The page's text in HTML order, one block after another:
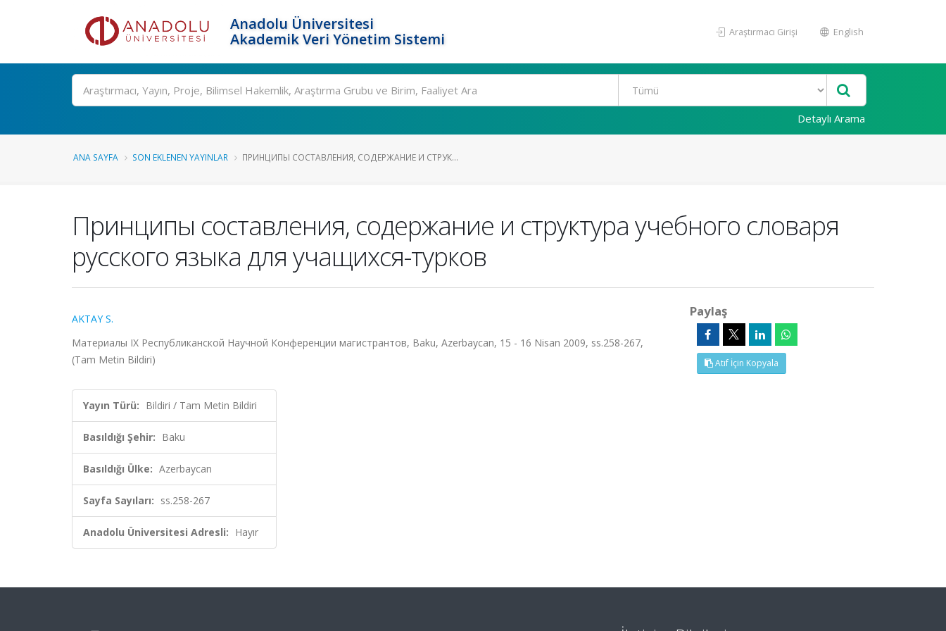
Anadolu Üniversitesi
Akademik Veri Yönetim Sistemi
Araştırmacı Girişi English
Ara
Detaylı Arama
ANA SAYFA SON EKLENEN YAYINLAR ПРИНЦИПЫ СОСТАВЛЕНИЯ, СОДЕРЖАНИЕ И СТРУК...
Принципы составления, содержание и структура учебного словаря
русского языка для учащихся-турков
AKTAY S.
Материалы IX Республиканской Научной Конференции магистрантов, Baku, Azerbaycan, 15 - 16 Nisan 2009, ss.258-267,
(Tam Metin Bildiri)
Yayın Türü: Bildiri / Tam Metin Bildiri
Basıldığı Şehir: Baku
Basıldığı Ülke: Azerbaycan
Sayfa Sayıları: ss.258-267
Anadolu Üniversitesi Adresli: Hayır
Paylaş
Atıf İçin Kopyala